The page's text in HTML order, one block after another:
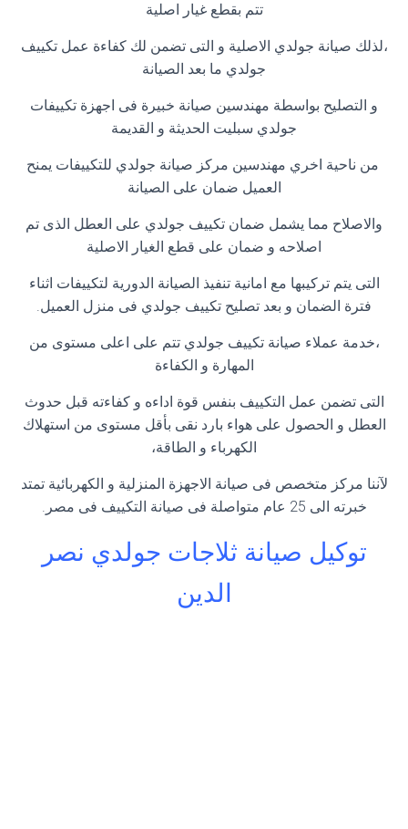
تتم بقطع غيار اصلية
،لذلك صيانة جولدي الاصلية و التى تضمن لك كفاءة عمل تكييف
جولدي ما بعد الصيانة
و التصليح بواسطة مهندسين صيانة خبيرة فى اجهزة تكييفات
جولدي سبليت الحديثة و القديمة
من ناحية اخري مهندسين مركز صيانة جولدي للتكييفات يمنح
العميل ضمان على الصيانة
والاصلاح مما يشمل ضمان تكييف جولدي على العطل الذى تم
اصلاحه و ضمان على قطع الغيار الاصلية
التى يتم تركيبها مع امانية تنفيذ الصيانة الدورية لتكييفات اثناء
فترة الضمان و بعد تصليح تكييف جولدي فى منزل العميل.
،خدمة عملاء صيانة تكييف جولدي تتم على اعلى مستوى من
المهارة و الكفاءة
التى تضمن عمل التكييف بنفس قوة اداءه و كفاءته قبل حدوث
العطل و الحصول على هواء بارد نقى بأقل مستوى من استهلاك
الكهرباء و الطاقة،
لآننا مركز متخصص فى صيانة الاجهزة المنزلية و الكهربائية تمتد
خبرته الى 25 عام متواصلة فى صيانة التكييف فى مصر.
توكيل صيانة ثلاجات جولدي نصر
الدين